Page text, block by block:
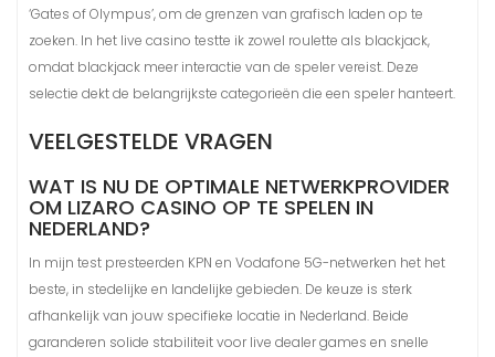
‘Gates of Olympus’, om de grenzen van grafisch laden op te
zoeken. In het live casino testte ik zowel roulette als blackjack,
omdat blackjack meer interactie van de speler vereist. Deze
selectie dekt de belangrijkste categorieën die een speler hanteert.
VEELGESTELDE VRAGEN
WAT IS NU DE OPTIMALE NETWERKPROVIDER
OM LIZARO CASINO OP TE SPELEN IN
NEDERLAND?
In mijn test presteerden KPN en Vodafone 5G-netwerken het het
beste, in stedelijke en landelijke gebieden. De keuze is sterk
afhankelijk van jouw specifieke locatie in Nederland. Beide
garanderen solide stabiliteit voor live dealer games en snelle